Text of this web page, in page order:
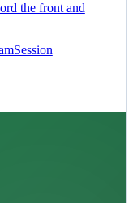
the front and